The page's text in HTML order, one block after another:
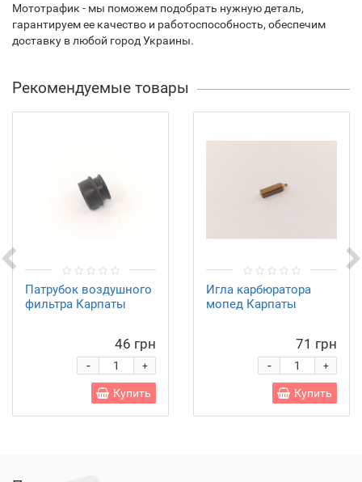
Мототрафик - мы поможем подобрать нужную деталь,
гарантируем ее качество и работоспособность, обеспечим
доставку в любой город Украины.
Рекомендуемые товары
Патрубок воздушного
фильтра Карпаты
46 грн
+
-
Купить
Игла карбюратора
мопед Карпаты
71 грн
+
-
Купить